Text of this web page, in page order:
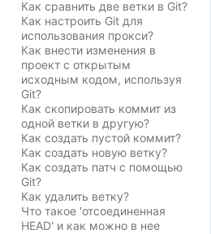
Как сравнить две ветки в Git?
Как настроить Git для
использования прокси?
Как внести изменения в
проект с открытым
исходным кодом, используя
Git?
Как скопировать коммит из
одной ветки в другую?
Как создать пустой коммит?
Как создать новую ветку?
Как создать патч с помощью
Git?
Как удалить ветку?
Что такое 'отсоединенная
HEAD' и как можно в нее